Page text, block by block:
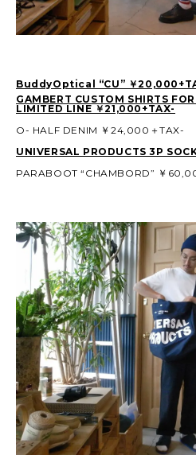
BuddyOptical “CU” ￥
GAMBERT CUSTOM SHIRTS
LIMITED LINE ￥21,000+TAX-
O- HALF DENIM ￥24,000＋TAX-
UNIVERSAL PRODUCTS 3P
PARABOOT “CHAMBORD” ￥